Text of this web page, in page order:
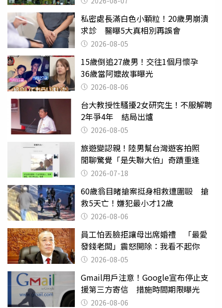
私密處長滿白色小顆粒！20歲男崩潰
求診 醫曝5大真相別再誤會
2026-08-05
15歲倒追27歲男！交往1個月懷孕
36歲當阿嬤故事曝光
2026-08-06
台大教授性騷擾2女研究生！不服解聘
2年爭4年 結局出爐
2026-08-05
旅遊變認親！陸男幫台灣遊客拍照
閒聊驚覺「是失聯大伯」奇蹟重逢
2026-07-18
60歲翁目睹搶案挺身相救遭圍毆 搶
救5天亡！嫌犯最小才12歲
2026-08-06
員工怕丟臉拒讓母出席婚禮 「最愛
發錢老闆」震怒開除：我看不起你
2026-08-05
Gmail用戶注意！Google宣布停止支
援第三方寄信 措施時間期限曝光
2026-08-06